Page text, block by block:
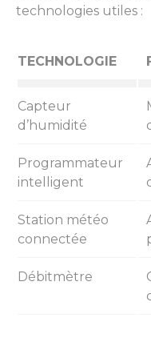
technologies utiles :
TECHNOLOGIE
Capteur
d’humidité
Programmateur
intelligent
Station météo
connectée
Débitmètre